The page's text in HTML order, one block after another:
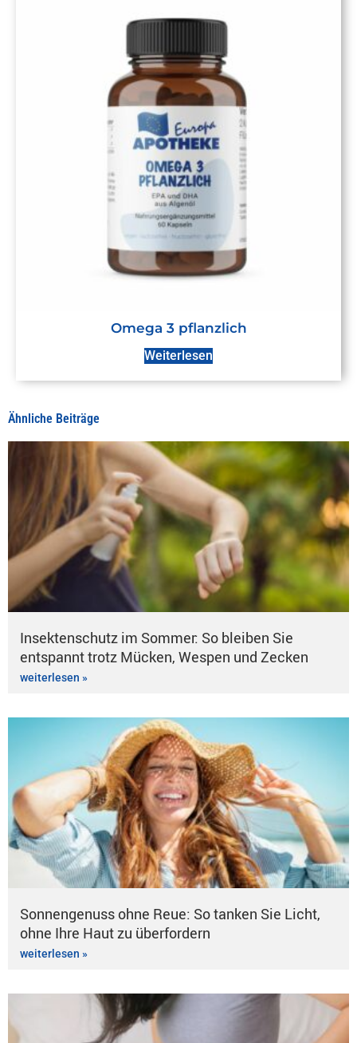
Omega 3 pflanzlich
Weiterlesen
Ähnliche Beiträge
Insektenschutz im Sommer: So bleiben Sie
entspannt trotz Mücken, Wespen und Zecken
weiterlesen »
Sonnengenuss ohne Reue: So tanken Sie Licht,
ohne Ihre Haut zu überfordern
weiterlesen »